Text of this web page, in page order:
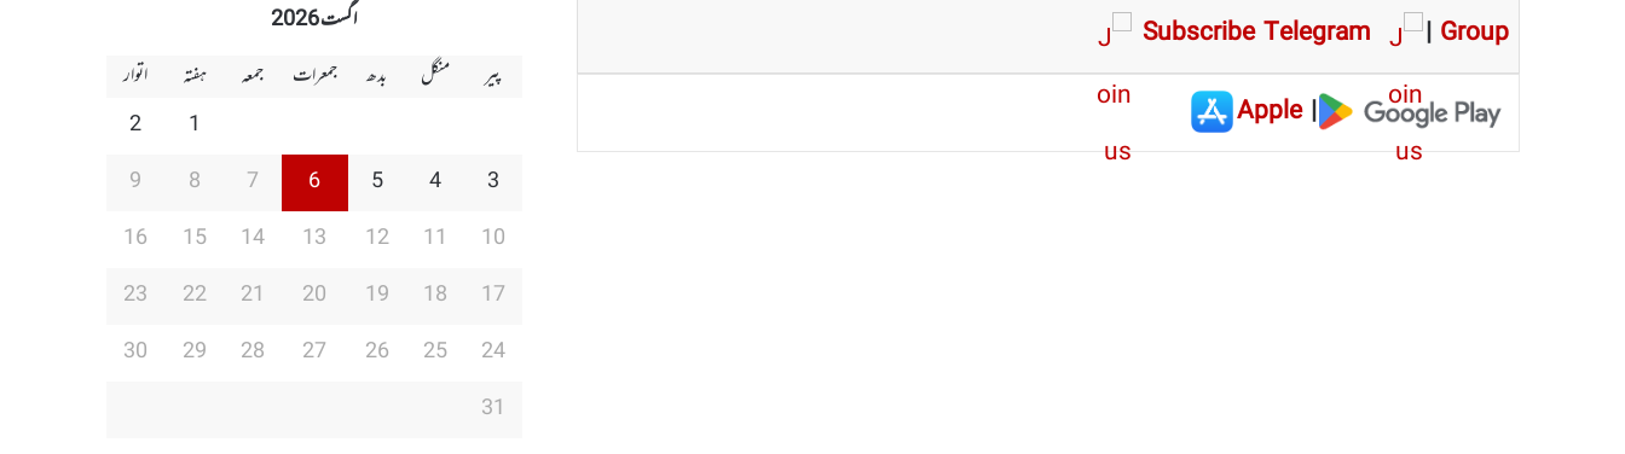
Subscribe Telegram
| Group
|
Apple
اگست 2026
پیر
منگل بدھ جمعرات جمعہ ہفتہ
اتوار
1
2
3
4
5
6
7
8
9
10
11
12
13
14
15
16
17
18
19
20
21
22
23
24
25
26
27
28
29
30
31